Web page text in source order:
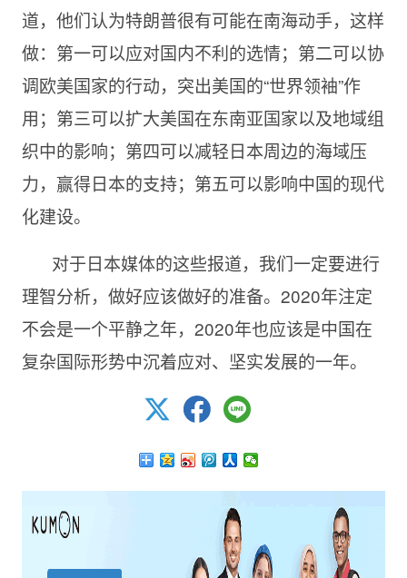
道，他们认为特朗普很有可能在南海动手，这样
做：第一可以应对国内不利的选情；第二可以协
调欧美国家的行动，突出美国的“世界领袖”作
用；第三可以扩大美国在东南亚国家以及地域组
织中的影响；第四可以减轻日本周边的海域压
力，赢得日本的支持；第五可以影响中国的现代
化建设。
对于日本媒体的这些报道，我们一定要进行
理智分析，做好应该做好的准备。 2020年注定
不会是一个平静之年，2020年也应该是中国在
复杂国际形势中沉着应对、坚实发展的一年。